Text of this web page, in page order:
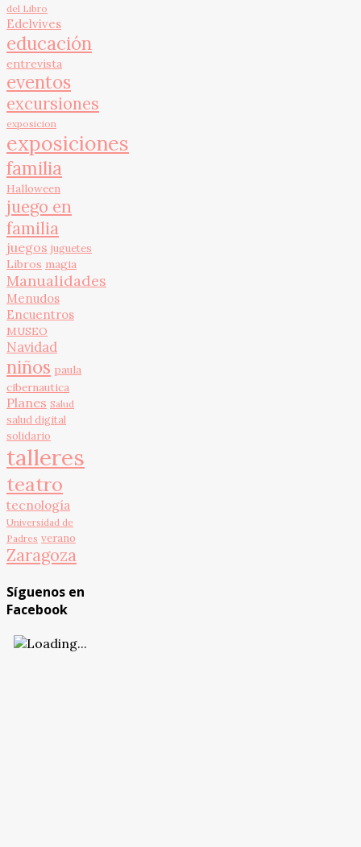
del Libro
Edelvives
educación
entrevista
eventos
excursiones
exposicion
exposiciones
familia
Halloween
juego en
familia
juegos juguetes
Libros magia
Manualidades
Menudos
Encuentros
MUSEO
Navidad
niños paula
cibernautica
Planes Salud
salud digital
solidario
talleres
teatro
tecnología
Universidad de
Padres verano
Zaragoza
Síguenos en
Facebook